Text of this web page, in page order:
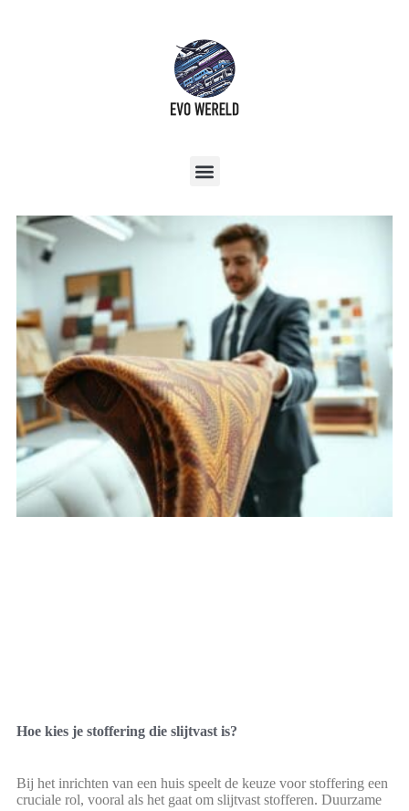
Hoe kies je stoffering die slijtvast is?
Bij het inrichten van een huis speelt de keuze voor stoffering een
cruciale rol, vooral als het gaat om slijtvast stofferen. Duurzame